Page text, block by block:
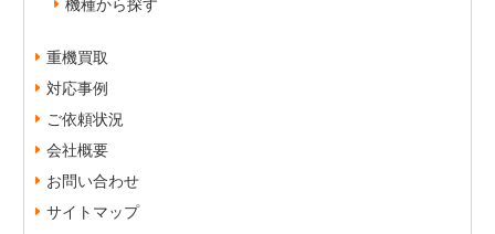
重機買取
対応事例
ご依頼状況
会社概要
お問い合わせ
サイトマップ